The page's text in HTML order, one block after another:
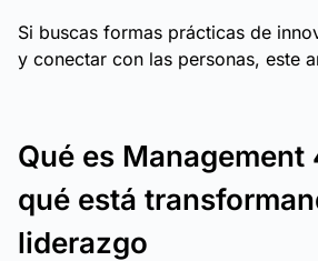
Si buscas formas prácticas de
y conectar con las personas, este
Qué es Management
qué está
liderazgo